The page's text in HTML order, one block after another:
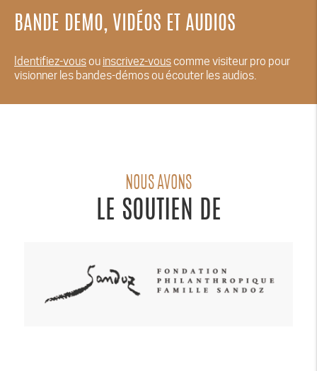
BANDE DEMO, VIDÉOS ET AUDIOS
Identifiez-vousou inscrivez-vouscomme visiteur pro pour
visionner les bandes-démos ou écouter les audios.
NOUS AVONS
LE SOUTIEN DE